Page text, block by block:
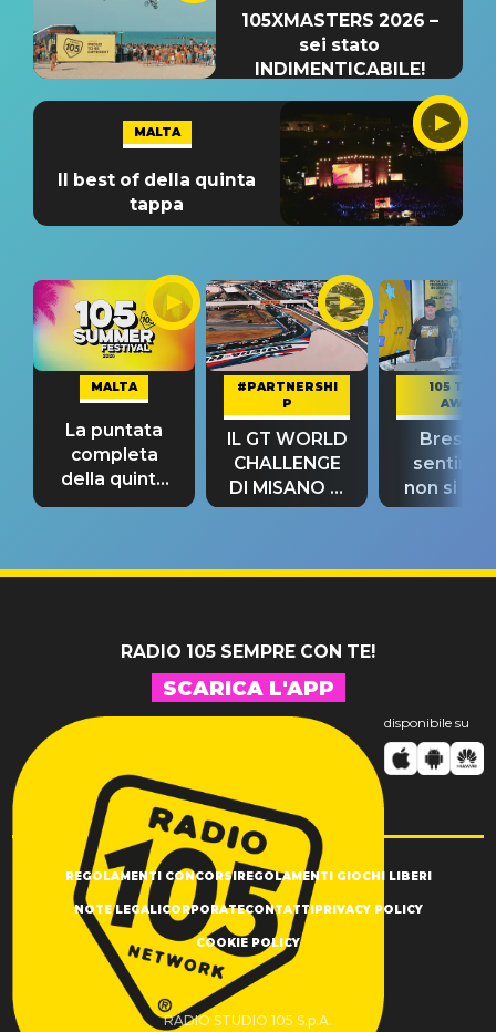
105XMASTERS 2026 –
sei stato
INDIMENTICABILE!
MALTA
Il best of della quinta
tappa
MALTA
La puntata
completa
della quinta
tappa
#PARTNERSHI
P
IL GT WORLD
CHALLENGE
DI MISANO si
riconferma
105 TAKE
AWAY
Bresh:
non si
fino alla
RADIO 105 SEMPRE CON TE!
SCARICA L'APP
disponibile su
REGOLAMENTI CONCORSI REGOLAMENTI GIOCHI LIBERI
NOTE LEGALI CORPORATECONTATTI PRIVACY POLICY
COOKIE POLICY
RADIO STUDIO 105 S.p.A.